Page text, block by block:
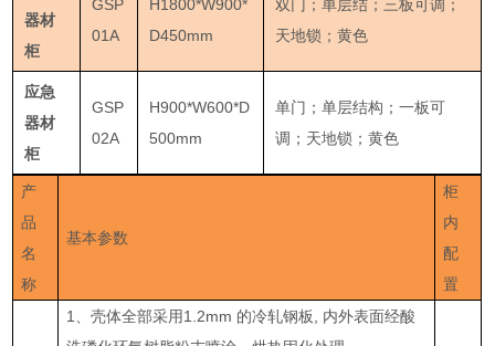
器材
柜
GSP
01A
H1800*W900*
D450mm
双门；单层结；三板可调；
天地锁；黄色
应急
器材
柜
GSP
02A
H900*W600*D
500mm
单门；单层结构；一板可
调；天地锁；黄色
产
品
名
称
基本参数
柜
内
配
置
1、壳体全部采用1.2mm 的冷轧钢板, 内外表面经酸